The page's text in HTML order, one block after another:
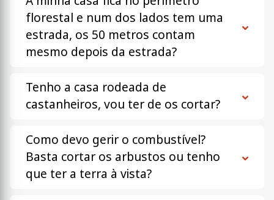
florestal e num dos lados tem uma
estrada, os 50 metros contam
mesmo depois da estrada?
Tenho a casa rodeada de
castanheiros, vou ter de os cortar?
Como devo gerir o combustível?
Basta cortar os arbustos ou tenho
que ter a terra à vista?​​​​​​